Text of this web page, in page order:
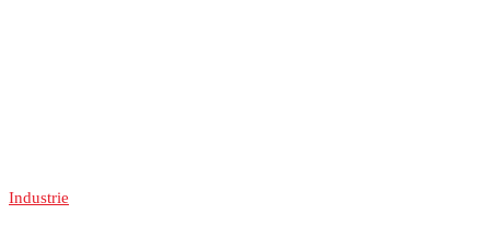
Industrie